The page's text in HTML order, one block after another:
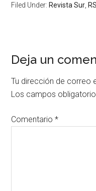
Filed Under: Revista Sur
Deja un
Tu dirección de correo
Los campos
Comentario*